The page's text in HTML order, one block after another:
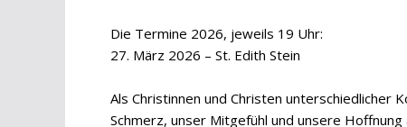
Die Termine 2026, jeweils 19 Uhr:
27. März 2026 – St. Edith Stein
Als Christinnen und Christen unterschiedlicher
Schmerz, unser Mitgefühl und unsere